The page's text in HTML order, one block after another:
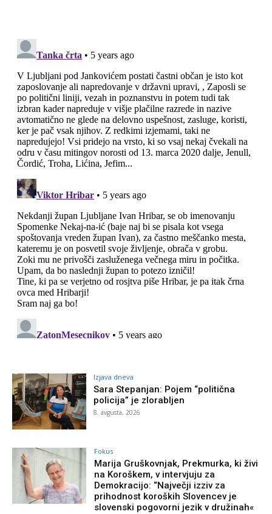
Izjava dneva
Sara Stepanjan: Pojem “politična
policija” je zlorabljen
8. avgusta, 2026
Fokus
Marija Gruškovnjak, Prekmurka, ki živi
na Koroškem, v intervjuju za
Demokracijo: “Največji izziv za
prihodnost koroških Slovencev je
slovenski pogovorni jezik v družinah«